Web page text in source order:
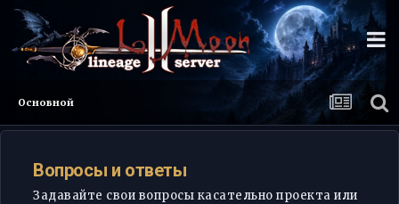
Основной
Вопросы и ответы
Задавайте свои вопросы касательно проекта или